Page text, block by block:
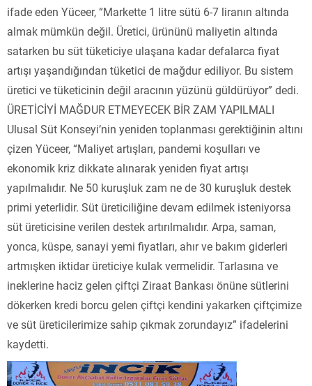
ifade eden Yüceer, “Markette 1 litre sütü 6-7 liranın altında
almak mümkün değil. Üretici, ürününü maliyetin altında
satarken bu süt tüketiciye ulaşana kadar defalarca fiyat
artışı yaşandığından tüketici de mağdur ediliyor. Bu sistem
üretici ve tüketicinin değil aracının yüzünü güldürüyor” dedi.
ÜRETİCİYİ MAĞDUR ETMEYECEK BİR ZAM YAPILMALI
Ulusal Süt Konseyi’nin yeniden toplanması gerektiğinin altını
çizen Yüceer, “Maliyet artışları, pandemi koşulları ve
ekonomik kriz dikkate alınarak yeniden fiyat artışı
yapılmalıdır. Ne 50 kuruşluk zam ne de 30 kuruşluk destek
primi yeterlidir. Süt üreticiliğine devam edilmek isteniyorsa
süt üreticisine verilen destek artırılmalıdır. Arpa, saman,
yonca, küspe, sanayi yemi fiyatları, ahır ve bakım giderleri
artmışken iktidar üreticiye kulak vermelidir. Tarlasına ve
ineklerine haciz gelen çiftçi Ziraat Bankası önüne sütlerini
dökerken kredi borcu gelen çiftçi kendini yakarken çiftçimize
ve süt üreticilerimize sahip çıkmak zorundayız” ifadelerini
kaydetti.